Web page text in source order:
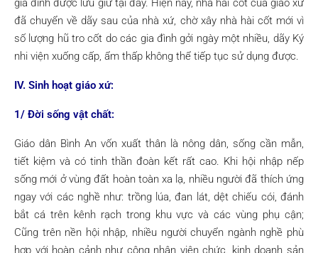
gia đình được lưu giữ tại đây. Hiện nay, nhà hài cốt của giáo xứ
đã chuyển về dãy sau của nhà xứ, chờ xây nhà hài cốt mới vì
số lượng hũ tro cốt do các gia đình gởi ngày một nhiều, dãy Ký
nhi viện xuống cấp, ẩm thấp không thể tiếp tục sử dụng được.
IV. Sinh hoạt giáo xứ:
1/ Đời sống vật chất:
Giáo dân Bình An vốn xuất thân là nông dân, sống cần mẫn,
tiết kiệm và có tinh thần đoàn kết rất cao. Khi hội nhập nếp
sống mới ở vùng đất hoàn toàn xa lạ, nhiều người đã thích ứng
ngay với các nghề như: trồng lúa, đan lát, dệt chiếu cói, đánh
bắt cá trên kênh rạch trong khu vực và các vùng phụ cận;
Cũng trên nền hội nhập, nhiều người chuyển ngành nghề phù
hợp với hoàn cảnh như công nhân viên chức, kinh doanh sản